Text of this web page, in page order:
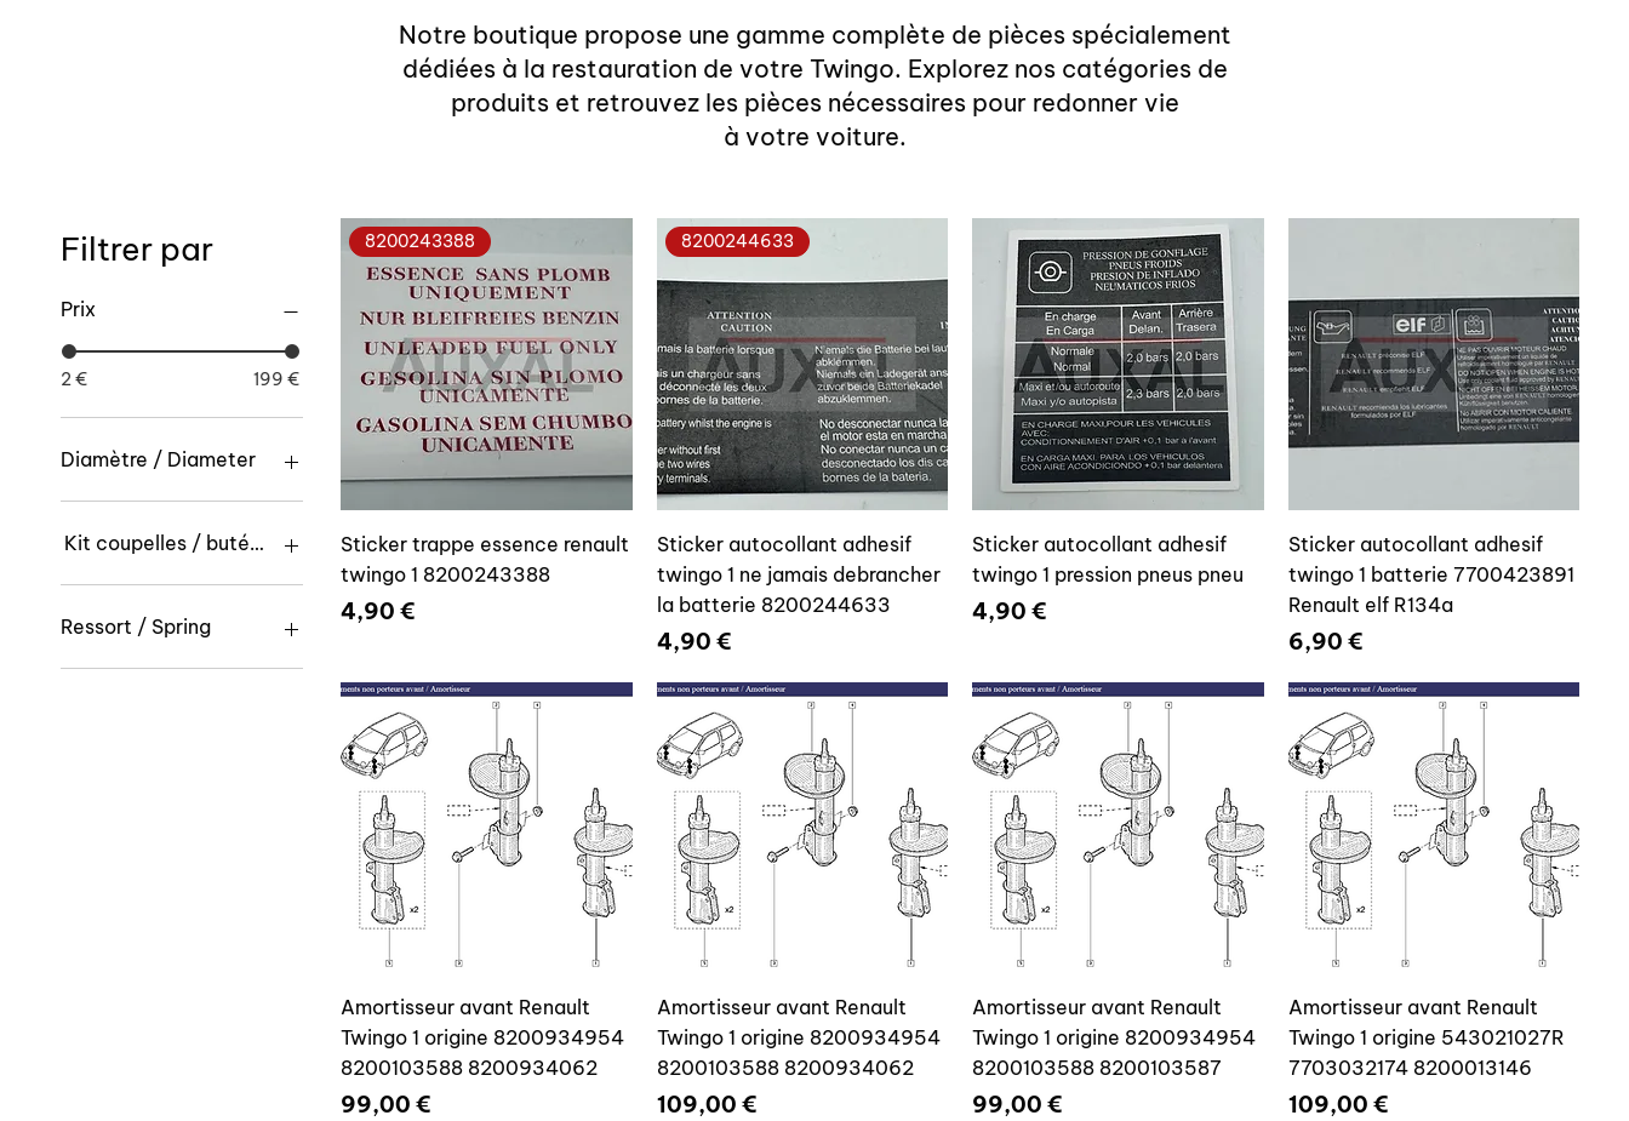
Notre boutique propose une gamme complète de pièces spécialement
dédiées à la restauration de votre Twingo. Explorez nos catégories de
produits et retrouvez les pièces nécessaires pour redonner vie
à votre voiture.
Filtrer par
Prix
2 € 199 €
Diamètre / Diameter
60mm
80mm
Kit coupelles / butées - End stop kit
Non / No
Oui / Yes
Ressort / Spring
Non / No
8200243388
Sticker trappe essence renault
twingo 1 8200243388
Prix
4,90 €
8200244633
Sticker autocollant adhesif
twingo 1 ne jamais debrancher
la batterie 8200244633
Prix
4,90 €
Sticker autocollant adhesif
twingo 1 pression pneus pneu
Prix
4,90 €
Sticker autocollant adhesif
twingo 1 batterie 7700423891
Renault elf R134a
Prix
6,90 €
Amortisseur avant Renault
Twingo 1 origine 8200934954
8200103588 8200934062
Prix
99,00 €
Amortisseur avant Renault
Twingo 1 origine 8200934954
8200103588 8200934062
Prix
109,00 €
Amortisseur avant Renault
Twingo 1 origine 8200934954
8200103588 8200103587
Prix
99,00 €
Amortisseur avant Renault
Twingo 1 origine 543021027R
7703032174 8200013146
Prix
109,00 €